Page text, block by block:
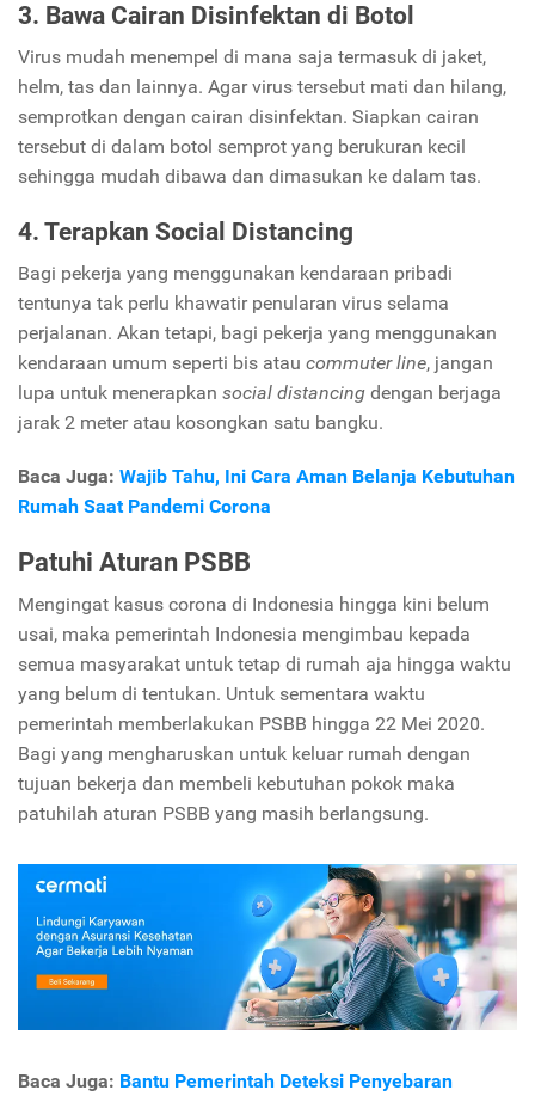
3. Bawa Cairan Disinfektan di Botol
Virus mudah menempel di mana saja termasuk di jaket,
helm, tas dan lainnya. Agar virus tersebut mati dan hilang,
semprotkan dengan cairan disinfektan. Siapkan cairan
tersebut di dalam botol semprot yang berukuran kecil
sehingga mudah dibawa dan dimasukan ke dalam tas.
4. Terapkan Social Distancing
Bagi pekerja yang menggunakan kendaraan pribadi
tentunya tak perlu khawatir penularan virus selama
perjalanan. Akan tetapi, bagi pekerja yang menggunakan
kendaraan umum seperti bis atau commuter line, jangan
lupa untuk menerapkan social distancing dengan berjaga
jarak 2 meter atau kosongkan satu bangku.
Baca Juga: Wajib Tahu, Ini Cara Aman Belanja Kebutuhan
Rumah Saat Pandemi Corona
Patuhi Aturan PSBB
Mengingat kasus corona di Indonesia hingga kini belum
usai, maka pemerintah Indonesia mengimbau kepada
semua masyarakat untuk tetap di rumah aja hingga waktu
yang belum di tentukan. Untuk sementara waktu
pemerintah memberlakukan PSBB hingga 22 Mei 2020.
Bagi yang mengharuskan untuk keluar rumah dengan
tujuan bekerja dan membeli kebutuhan pokok maka
patuhilah aturan PSBB yang masih berlangsung.
Baca Juga: Bantu Pemerintah Deteksi Penyebaran